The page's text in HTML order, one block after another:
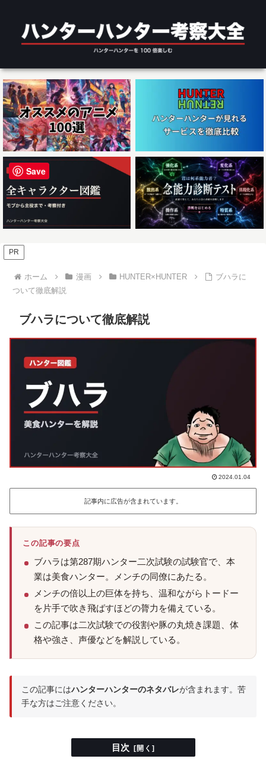
PR
ホーム 漫画 HUNTER×HUNTER
ブハラに
ついて徹底解説
ブハラについて徹底解説
2024.01.04
記事内に広告が含まれています。
この記事の要点
ブハラは第287期ハンター二次試験の試験官で、本
業は美食ハンター。メンチの同僚にあたる。
メンチの倍以上の巨体を持ち、温和ながらトードー
を片手で吹き飛ばすほどの膂力を備えている。
この記事は二次試験での役割や豚の丸焼き課題、体
格や強さ、声優などを解説している。
この記事にはハンターハンターのネタバレが含まれます。苦
手な方はご注意ください。
目次
Save